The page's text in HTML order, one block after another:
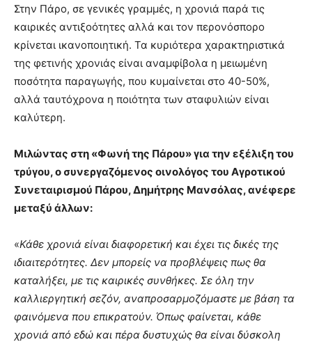
Στην Πάρο, σε γενικές γραμμές, η χρονιά παρά τις
καιρικές αντιξοότητες αλλά και τον περονόσπορο
κρίνεται ικανοποιητική. Τα κυριότερα χαρακτηριστικά
της φετινής χρονιάς είναι αναμφίβολα η μειωμένη
ποσότητα παραγωγής, που κυμαίνεται στο 40-50%,
αλλά ταυτόχρονα η ποιότητα των σταφυλιών είναι
καλύτερη.
Μιλώντας στη «Φωνή της Πάρου» για την εξέλιξη του
τρύγου, ο συνεργαζόμενος οινολόγος του Αγροτικού
Συνεταιρισμού Πάρου, Δημήτρης Μανσόλας, ανέφερε
μεταξύ άλλων:
«Κάθε χρονιά είναι διαφορετική και έχει τις δικές της
ιδιαιτερότητες. Δεν μπορείς να προβλέψεις πως θα
καταλήξει, με τις καιρικές συνθήκες. Σε όλη την
καλλιεργητική σεζόν, αναπροσαρμοζόμαστε με βάση τα
φαινόμενα που επικρατούν. Όπως φαίνεται, κάθε
χρονιά από εδώ και πέρα δυστυχώς θα είναι δύσκολη